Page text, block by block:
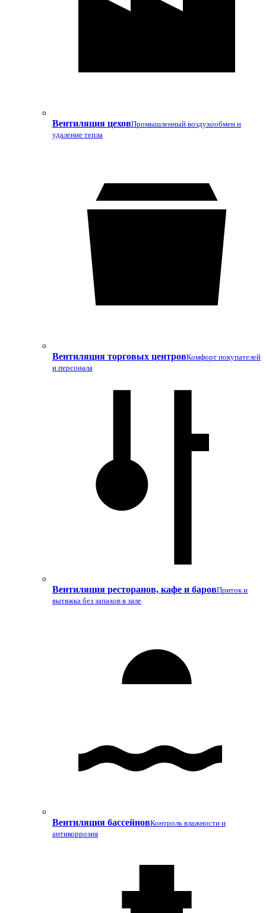
Вентиляция цеховПромышленный воздухообмен и
удаление тепла
Вентиляция торговых центровКомфорт покупателей
и персонала
Вентиляция ресторанов, кафе и баровПриток и
вытяжка без запахов в зале
Вентиляция бассейновКонтроль влажности и
антикоррозия